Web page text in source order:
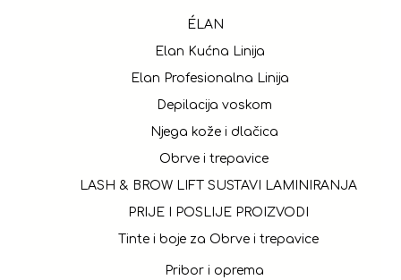
ÉLAN
Elan Kućna Linija
Elan Profesionalna Linija
Depilacija voskom
Njega kože i dlačica
Obrve i trepavice
LASH & BROW LIFT SUSTAVI LAMINIRANJA
PRIJE I POSLIJE PROIZVODI
Tinte i boje za Obrve i trepavice
Pribor i oprema